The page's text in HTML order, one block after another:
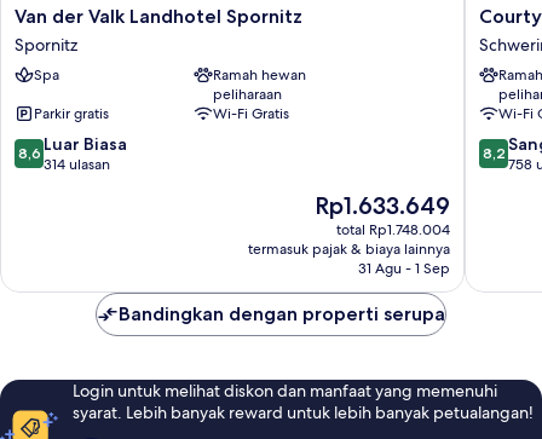
Van
der
Valk
Landhotel
Spornitz
Van der Valk Landhotel Spornitz
Spornitz
Spa
Ramah hewan
peliharaan
Parkir gratis
Wi-Fi Gratis
8.6
dari
8,6 Luar Biasa
314 ulasan
Harga
sekarang
Rp1.633.649
Rp1.633.649
total Rp1.748.004
termasuk pajak & biaya lainnya
31 Agu - 1 Sep
by
Marriott
Wi-Fi
8.2
dari
8,2
758
Bandingkan dengan properti serupa
Login untuk melihat diskon dan manfaat yang memenuhi
syarat. Lebih banyak reward untuk lebih banyak petualangan!